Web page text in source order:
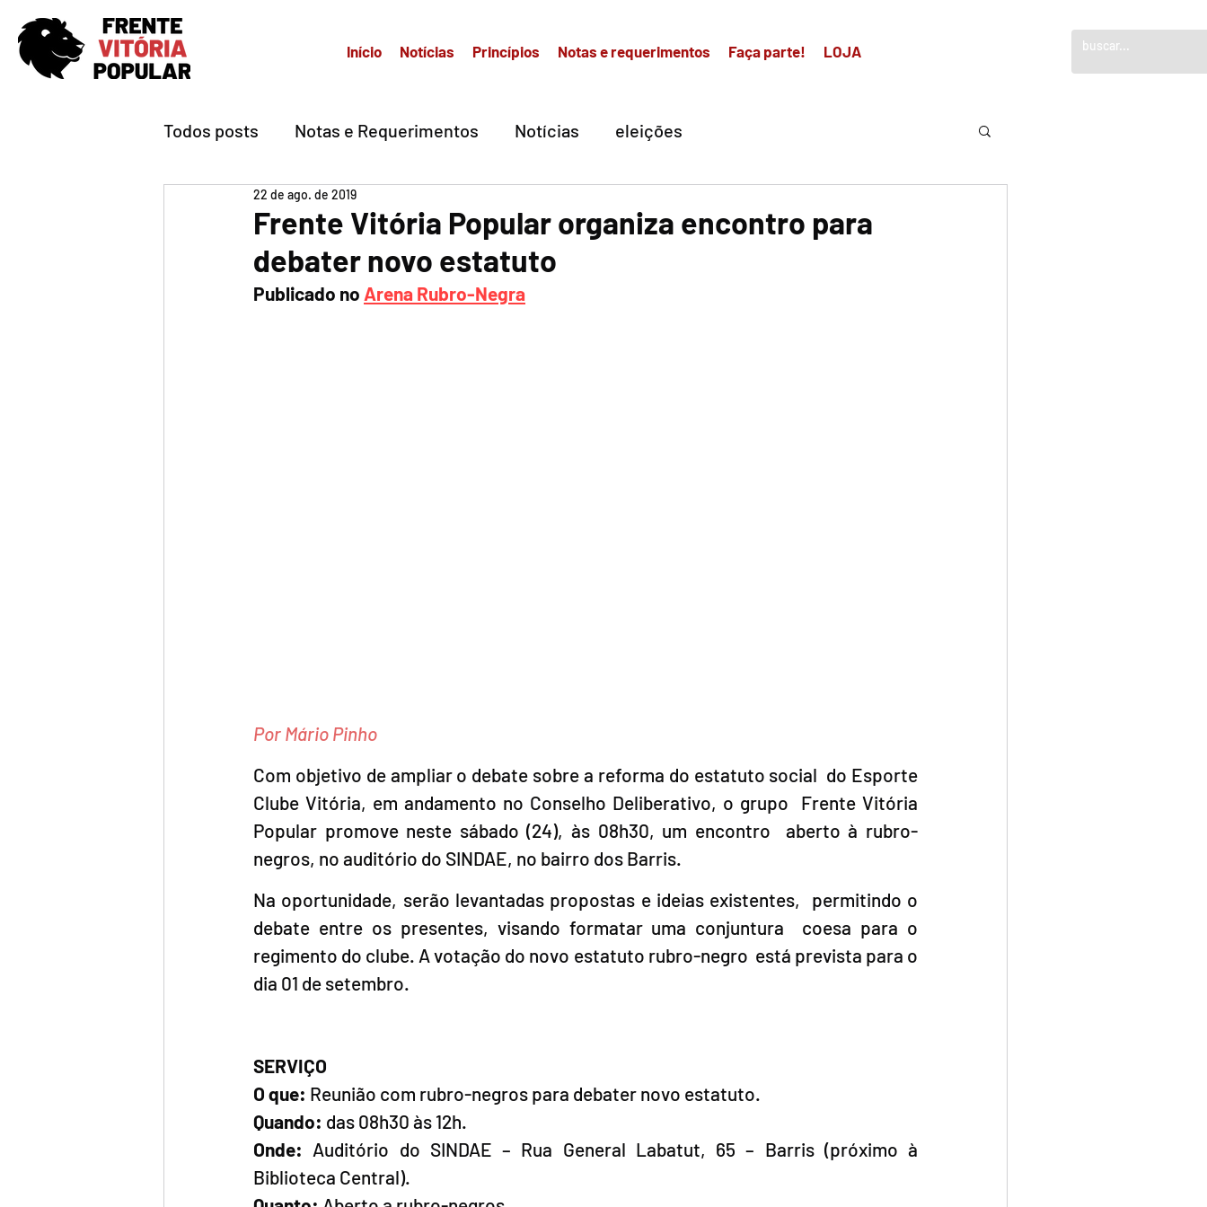
Início Notícias Princípios Notas e requerimentos Faça parte! LOJA
Todos posts Notas e Requerimentos Notícias eleições
Frente Vitória Popular organiza encontro para
debater novo estatuto
22 de ago. de 2019
Publicado no Arena Rubro-Negra
Por Mário Pinho
Com objetivo de ampliar o debate sobre a reforma do estatuto social  do Esporte
Clube Vitória, em andamento no Conselho Deliberativo, o grupo  Frente Vitória
Popular promove neste sábado (24), às 08h30, um encontro  aberto à rubro-
negros, no auditório do SINDAE, no bairro dos Barris.
Na oportunidade, serão levantadas propostas e ideias existentes,  permitindo o
debate entre os presentes, visando formatar uma conjuntura  coesa para o
regimento do clube. A votação do novo estatuto rubro-negro  está prevista para o
dia 01 de setembro.
SERVIÇO
O que: Reunião com rubro-negros para debater novo estatuto.
Quando: das 08h30 às 12h.
Onde: Auditório do SINDAE – Rua General Labatut, 65 – Barris (próximo à
Biblioteca Central).